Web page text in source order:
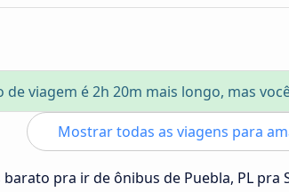
de viagem é 2h 20m mais longo, mas
Mostrar todas as viagens para
pra ir de ônibus de Puebla, PL pra